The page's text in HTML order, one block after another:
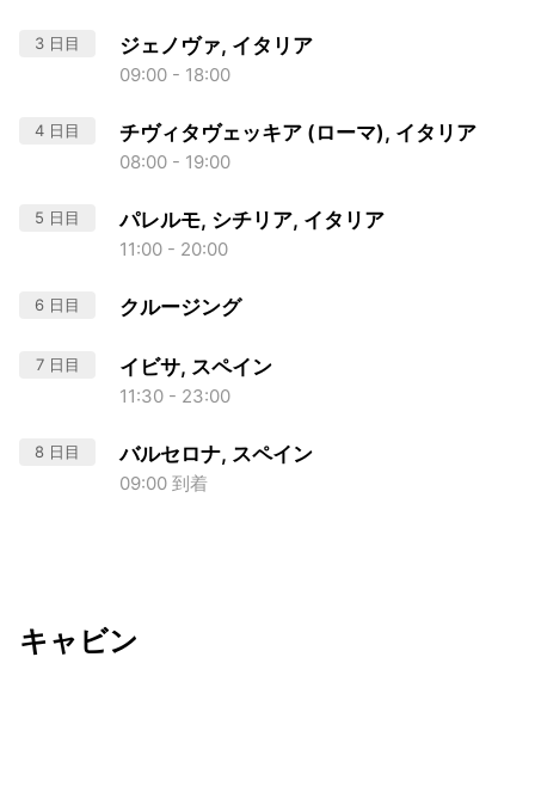
3 日目 ジェノヴァ, イタリア
09:00 - 18:00
4 日目 チヴィタヴェッキア (ローマ), イタリア
08:00 - 19:00
5 日目 パレルモ, シチリア, イタリア
11:00 - 20:00
6 日目 クルージング
7 日目 イビサ, スペイン
11:30 - 23:00
8 日目 バルセロナ, スペイン
09:00 到着
キャビン